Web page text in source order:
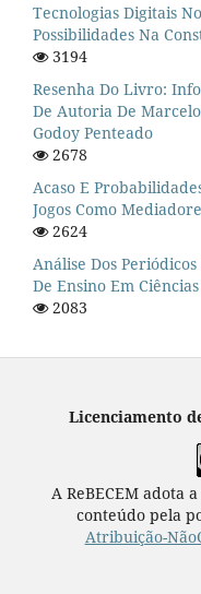
Tecnologias Digitais
Possibilidades Na
3194
Resenha Do Livro:
De Autoria De
Godoy Penteado
2678
Acaso E
Jogos Como
2624
Análise Dos
De Ensino Em
2083
Licenciamento
A ReBECEM adota
conteúdo pela
Atribuição-